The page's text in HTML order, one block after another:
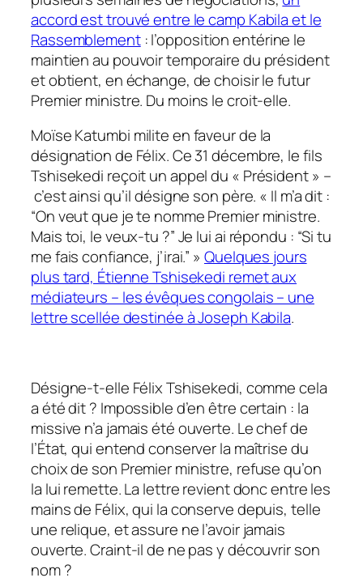
accord est trouvé entre le camp Kabila et le
Rassemblement: l’opposition entérine le
maintien au pouvoir temporaire du président
et obtient, en échange, de choisir le futur
Premier ministre. Du moins le croit-elle.
Moïse Katumbi milite en faveur de la
désignation de Félix. Ce 31 décembre, le fils
Tshisekedi reçoit un appel du « Président » –
c’est ainsi qu’il désigne son père. « Il m’a dit :
“On veut que je te nomme Premier ministre.
Mais toi, le veux-tu ?” Je lui ai répondu : “Si tu
me fais confiance, j’irai.” » Quelques jours
plus tard, Étienne Tshisekedi remet aux
médiateurs – les évêques congolais – une
lettre scellée destinée à Joseph Kabila.
Désigne-t-elle Félix Tshisekedi, comme cela
a été dit ? Impossible d’en être certain : la
missive n’a jamais été ouverte. Le chef de
l’État, qui entend conserver la maîtrise du
choix de son Premier ministre, refuse qu’on
la lui remette. La lettre revient donc entre les
mains de Félix, qui la conserve depuis, telle
une relique, et assure ne l’avoir jamais
ouverte. Craint-il de ne pas y découvrir son
nom ?